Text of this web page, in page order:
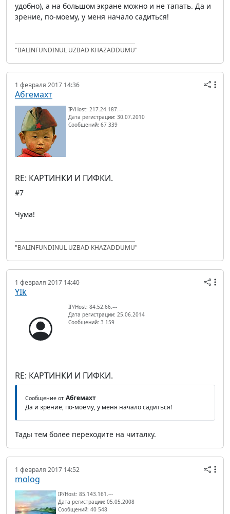
удобно), а на большом экране можно и не тапать. Да и
зрение, по-моему, у меня начало садиться!
"BALINFUNDINUL UZBAD KHAZADDUMU"
1 февраля 2017 14:36
Абгемахт
IP/Host: 217.24.187.---
Дата регистрации: 30.07.2010
Сообщений: 67 339
RE: КАРТИНКИ И ГИФКИ.
#7
Чума!
"BALINFUNDINUL UZBAD KHAZADDUMU"
1 февраля 2017 14:40
YIk
IP/Host: 84.52.66.---
Дата регистрации: 25.06.2014
Сообщений: 3 159
RE: КАРТИНКИ И ГИФКИ.
Сообщение от Абгемахт
Да и зрение, по-моему, у меня начало садиться!
Тады тем более переходите на читалку.
1 февраля 2017 14:52
molog
IP/Host: 85.143.161.---
Дата регистрации: 05.05.2008
Сообщений: 40 548